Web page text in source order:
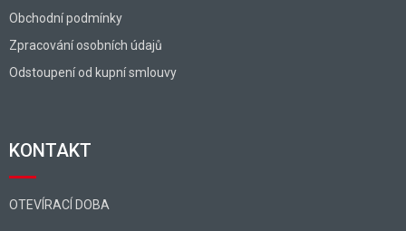
Obchodní podmínky
Zpracování osobních údajů
Odstoupení od kupní smlouvy
KONTAKT
OTEVÍRACÍ DOBA